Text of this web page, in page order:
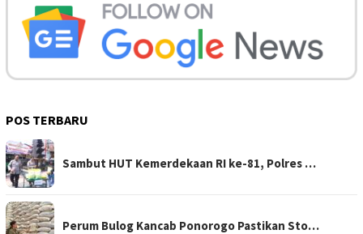
POS TERBARU
Sambut HUT Kemerdekaan RI ke-81, Polres …
Perum Bulog Kancab Ponorogo Pastikan Sto…